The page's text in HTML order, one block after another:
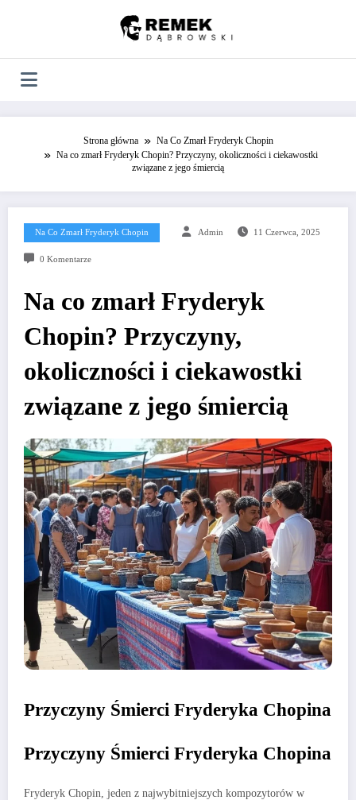
Strona główna
Na Co Zmarł Fryderyk Chopin
Na co zmarł Fryderyk Chopin? Przyczyny, okoliczności i ciekawostki
związane z jego śmiercią
Na Co Zmarł Fryderyk Chopin Admin 11 Czerwca, 2025
0 Komentarze
Na co zmarł Fryderyk
Chopin? Przyczyny,
okoliczności i ciekawostki
związane z jego śmiercią
Przyczyny Śmierci Fryderyka Chopina
Przyczyny Śmierci Fryderyka Chopina
Fryderyk Chopin, jeden z najwybitniejszych kompozytorów w